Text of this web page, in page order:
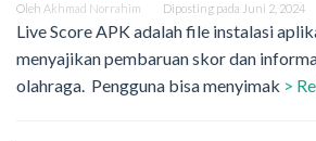
Oleh Akhmad Norrahim Diposting pada Juni 2, 2024
Live Score APK adalah file instalasi
menyajikan pembaruan skor dan
olahraga. Pengguna bisa menyimak >